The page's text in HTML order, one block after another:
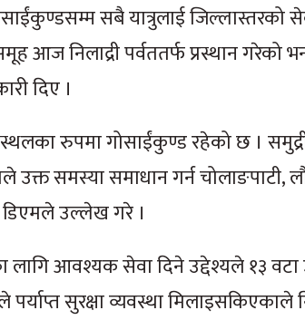
सबै यात्रुलाई जिल्लास्तरको
आज निलाद्री पर्वततर्फ प्रस्थान गरेको
दिए ।
रुपमा गोसाईंकुण्ड रहेको छ ।
समस्या समाधान गर्न चोलाङपाटी,
डिएमले उल्लेख गरे ।
लागि आवश्यक सेवा दिने उद्देश्यले १३
सुरक्षा व्यवस्था मिलाइसकिएकाले